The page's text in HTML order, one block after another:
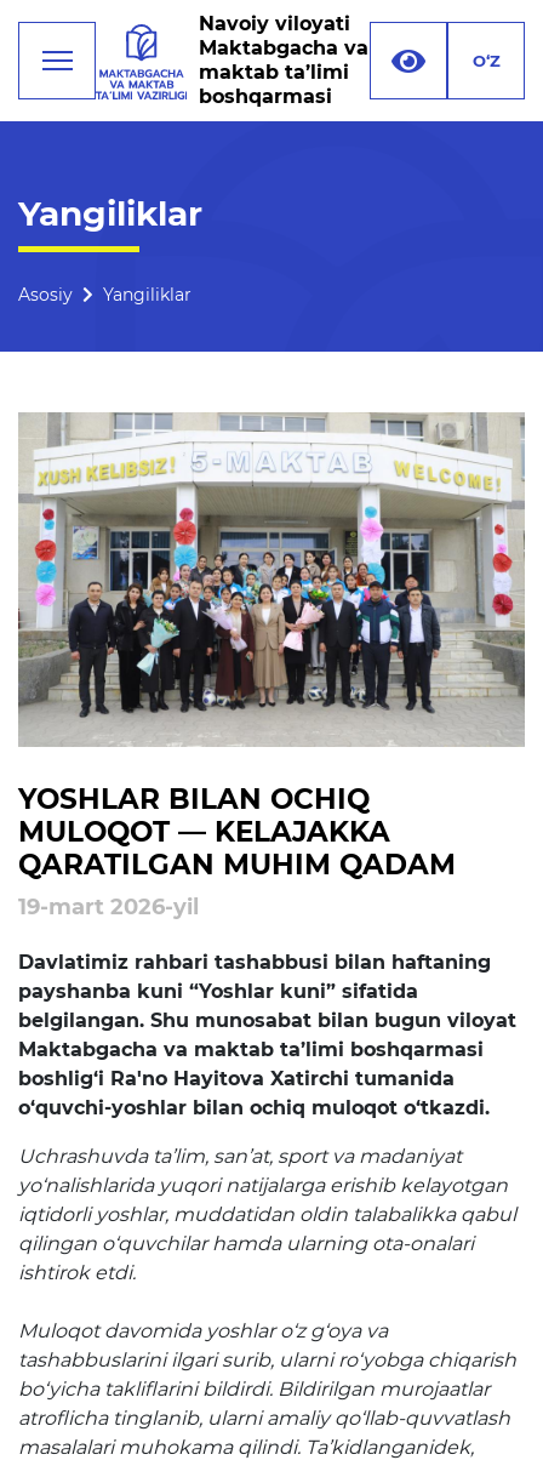
Boshqarma tuzilmasi
Bogʻlanish
Xalqaro aloqalar
Ochiq majlislar o'tkazish
rejalari
Ta'lim
Tahliliy ma'lumotlar
Ta'limga doir terminlar
Kelajak markazi
Hisobotlar
Interaktiv xizmatlar
Elektron kundalik
1-sinfga qabul
Elektron shahodatnoma
Raqamli kutubxona
Yagona elektron tizim
Malaka oshirish
Press-relizlar
OAV biz haqimizda
Ma'ruzalar
Navoiy viloyati
Maktabgacha va
maktab ta’limi
boshqarmasi
O‘Z
Yangiliklar
Asosiy Yangiliklar
YOSHLAR BILAN OCHIQ
MULOQOT — KELAJAKKA
QARATILGAN MUHIM QADAM
19-mart 2026-yil
Davlatimiz rahbari tashabbusi bilan haftaning
payshanba kuni “Yoshlar kuni” sifatida
belgilangan. Shu munosabat bilan bugun viloyat
Maktabgacha va maktab ta’limi boshqarmasi
boshlig‘i Ra'no Hayitova Xatirchi tumanida
o‘quvchi-yoshlar bilan ochiq muloqot o‘tkazdi.
Uchrashuvda ta’lim, san’at, sport va madaniyat
yo‘nalishlarida yuqori natijalarga erishib kelayotgan
iqtidorli yoshlar, muddatidan oldin talabalikka qabul
qilingan o‘quvchilar hamda ularning ota-onalari
ishtirok etdi.
Muloqot davomida yoshlar o‘z g‘oya va
tashabbuslarini ilgari surib, ularni ro‘yobga chiqarish
bo‘yicha takliflarini bildirdi. Bildirilgan murojaatlar
atroflicha tinglanib, ularni amaliy qo‘llab-quvvatlash
masalalari muhokama qilindi. Ta’kidlanganidek,